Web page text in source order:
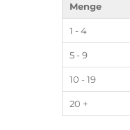
Menge
1 - 4
5 - 9
10 - 19
20 +